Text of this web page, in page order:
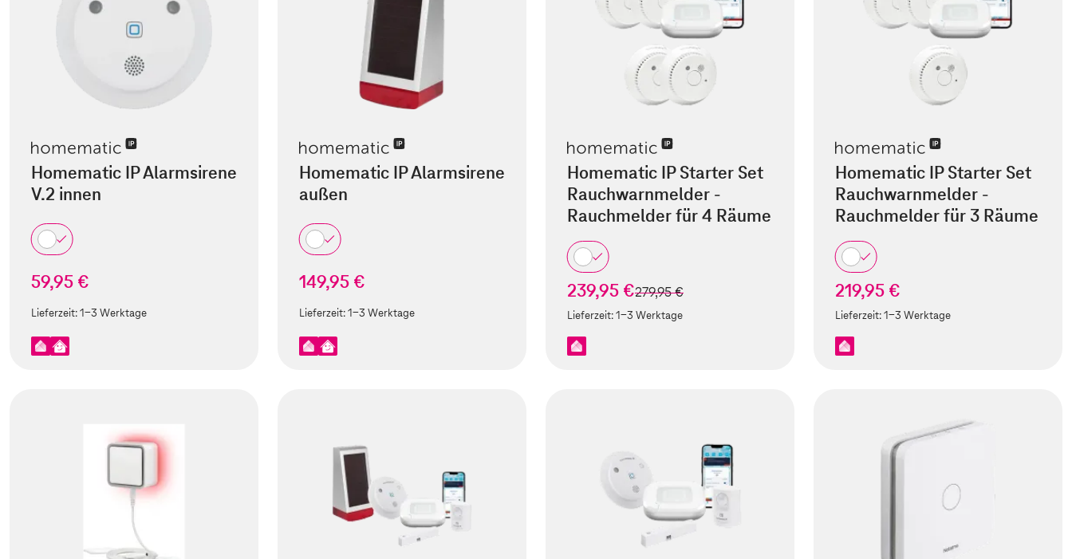
Homematic IP Alarmsirene
V.2 innen
59,95 €
Lieferzeit:1-3 Werktage
Homematic IP Alarmsirene
außen
149,95 €
Lieferzeit:1-3 Werktage
Homematic IP Starter Set
Rauchwarnmelder -
Rauchmelder für 4 Räume
239,95 €statt
279,95 €
Lieferzeit:1-3 Werktage
Homematic IP Starter Set
Rauchwarnmelder -
Rauchmelder für 3 Räume
219,95 €
Lieferzeit:1-3 Werktage